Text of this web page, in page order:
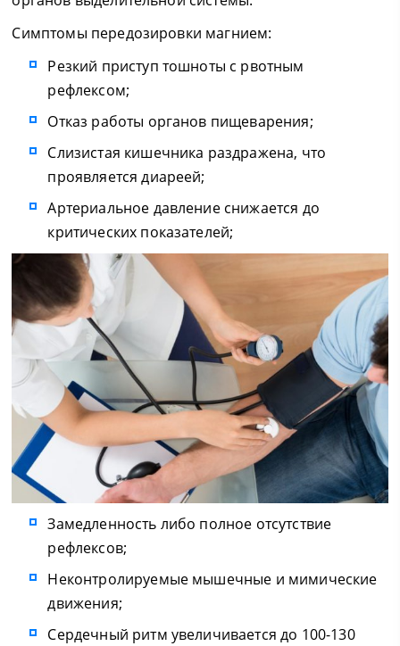
Симптомы передозировки магнием:
Резкий приступ тошноты с рвотным
рефлексом;
Отказ работы органов пищеварения;
Слизистая кишечника раздражена, что
проявляется диареей;
Артериальное давление снижается до
критических показателей;
Замедленность либо полное отсутствие
рефлексов;
Неконтролируемые мышечные и мимические
движения;
Сердечный ритм увеличивается до 100-130